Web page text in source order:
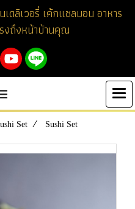
ดลิเวอรี่ เค้กแซลมอน อาหาร
งถึงหน้าบ้านคุณ
Set Sushi Set